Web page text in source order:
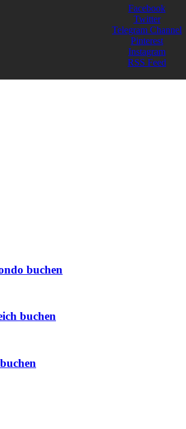
Facebook
Twitter
Telegram Channel
Pinterest
Instagram
RSS Feed
buchen
buchen